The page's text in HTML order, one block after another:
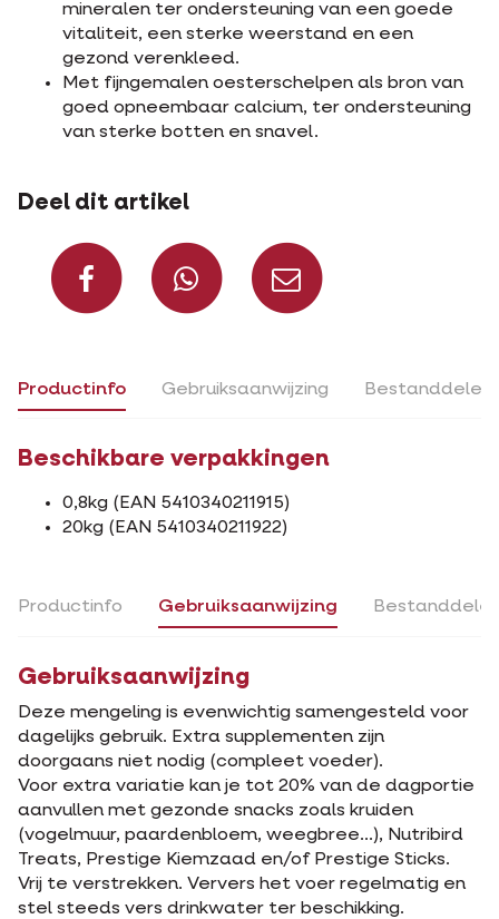
mineralen ter ondersteuning van een goede
vitaliteit, een sterke weerstand en een
gezond verenkleed.
Met fijngemalen oesterschelpen als bron van
goed opneembaar calcium, ter ondersteuning
van sterke botten en snavel.
Deel dit artikel
Deel op Facebook
Deel via
Productinfo Gebruiksaanwijzing Bestanddelen
Beschikbare verpakkingen
0,8kg (EAN 5410340211915)
20kg (EAN 5410340211922)
Productinfo Gebruiksaanwijzing
Gebruiksaanwijzing
Deze mengeling is evenwichtig samengesteld voor
dagelijks gebruik. Extra supplementen zijn
doorgaans niet nodig (compleet voeder).
Voor extra variatie kan je tot 20% van de dagportie
aanvullen met gezonde snacks zoals kruiden
(vogelmuur, paardenbloem, weegbree...), Nutribird
Treats, Prestige Kiemzaad en/of Prestige Sticks.
Vrij te verstrekken. Ververs het voer regelmatig en
stel steeds vers drinkwater ter beschikking.